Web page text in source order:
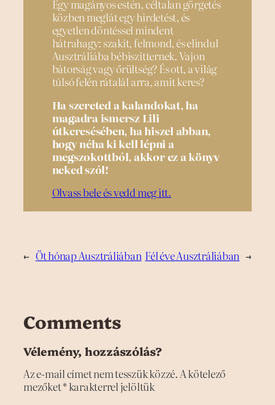
Egy magányos estén, céltalan görgetés
közben meglát egy hirdetést, és
egyetlen döntéssel mindent
hátrahagy: szakít, felmond, és elindul
Ausztráliába bébiszitternek. Vajon
bátorság vagy őrültség? És ott, a világ
túlsó felén rátalál arra, amit keres?
Ha szereted a kalandokat, ha
magadra ismersz Lili
útkeresésében, ha hiszel abban,
hogy néha ki kell lépni a
megszokottból, akkor ez a könyv
neked szól!
Olvass bele és vedd meg itt.
← Öt hónap Ausztráliában Fél éve Ausztráliában →
Comments
Vélemény, hozzászólás?
Az e-mail címet nem tesszük közzé. A kötelező
mezőket*karakterrel jelöltük